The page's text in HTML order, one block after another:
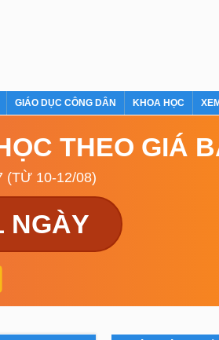
GIÁO DỤC CÔNG DÂN KHOA HỌC
THEO GIÁ
(TỪ 10-12/08)
NGÀY